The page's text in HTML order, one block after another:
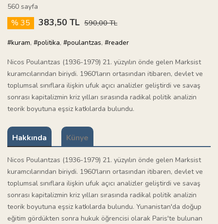
560 sayfa
% 35 383,50 TL 590,00 TL
#kuram, #politika, #poulantzas, #reader
Nicos Poulantzas (1936-1979) 21. yüzyılın önde gelen Marksist
kuramcılarından biriydi. 1960'ların ortasından itibaren, devlet ve
toplumsal sınıflara ilişkin ufuk açıcı analizler geliştirdi ve savaş
sonrası kapitalizmin kriz yılları sırasında radikal politik analizin
teorik boyutuna eşsiz katkılarda bulundu.
Hakkında Künye
Nicos Poulantzas (1936-1979) 21. yüzyılın önde gelen Marksist
kuramcılarından biriydi. 1960'ların ortasından itibaren, devlet ve
toplumsal sınıflara ilişkin ufuk açıcı analizler geliştirdi ve savaş
sonrası kapitalizmin kriz yılları sırasında radikal politik analizin
teorik boyutuna eşsiz katkılarda bulundu. Yunanistan'da doğup
eğitim gördükten sonra hukuk öğrencisi olarak Paris'te bulunan